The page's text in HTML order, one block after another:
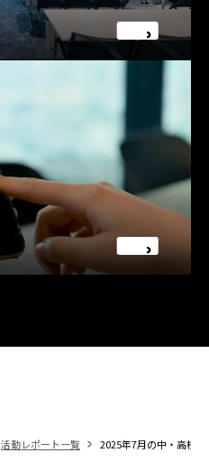
活動レポート一覧 2025年7月の中・高校